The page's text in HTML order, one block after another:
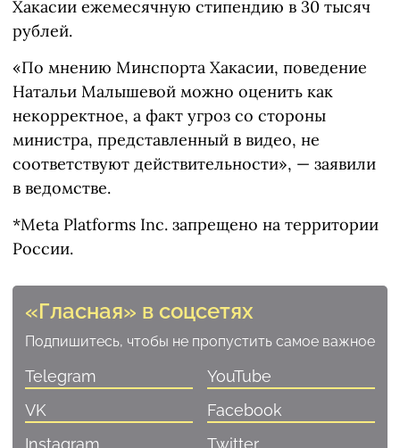
Хакасии ежемесячную стипендию в 30 тысяч
рублей.
«По мнению Минспорта Хакасии, поведение
Натальи Малышевой можно оценить как
некорректное, а факт угроз со стороны
министра, представленный в видео, не
соответствуют действительности», — заявили
в ведомстве.
*Meta Platforms Inc. запрещено на территории
России.
«Гласная» в соцсетях
Подпишитесь, чтобы не пропустить самое важное
Telegram
YouTube
VK
Facebook
Instagram
Twitter